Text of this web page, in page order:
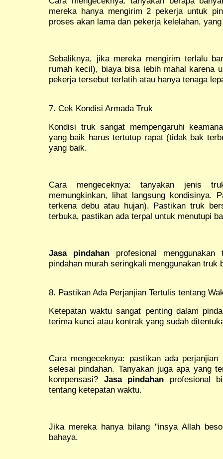
mereka hanya mengirim 2 pekerja untuk
proses akan lama dan pekerja kelelahan,
Sebaliknya, jika mereka mengirim terlalu
rumah kecil), biaya bisa lebih mahal karena
pekerja tersebut terlatih atau hanya tenaga
7. Cek Kondisi Armada Truk
Kondisi truk sangat mempengaruhi
yang baik harus tertutup rapat (tidak bak
yang baik.
Cara mengeceknya: tanyakan jenis
memungkinkan, lihat langsung kondisinya.
terkena debu atau hujan). Pastikan truk
terbuka, pastikan ada terpal untuk menutupi
Jasa pindahan profesional
pindahan murah seringkali menggunakan truk
8. Pastikan Ada Perjanjian Tertulis tentang
Ketepatan waktu sangat penting dalam
terima kunci atau kontrak yang sudah
Cara mengeceknya: pastikan ada
selesai pindahan. Tanyakan juga apa yang
kompensasi? Jasa pindahan profesional
tentang ketepatan waktu.
Jika mereka hanya bilang "insya Allah
bahaya.